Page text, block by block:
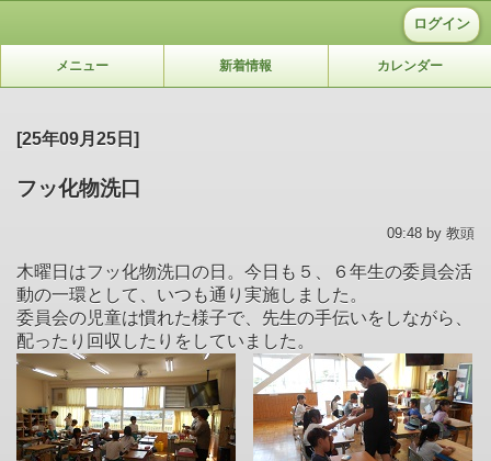
ログイン
メニュー 新着情報 カレンダー
[25年09月25日]
フッ化物洗口
09:48 by 教頭
木曜日はフッ化物洗口の日。今日も５、６年生の委員会活
動の一環として、いつも通り実施しました。
委員会の児童は慣れた様子で、先生の手伝いをしながら、
配ったり回収したりをしていました。